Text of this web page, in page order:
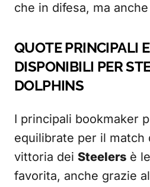
che in difesa, ma
QUOTE PRINCIPALI
DISPONIBILI PER
DOLPHINS
I principali bookmaker
equilibrate per il match
vittoria dei Steelers è
favorita, anche grazie